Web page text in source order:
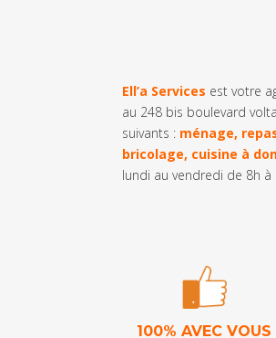
Ell’a Services est votre
au 248 bis boulevard
suivants : ménage,
bricolage, cuisine à
lundi au vendredi de 8h
100% AVEC VOUS